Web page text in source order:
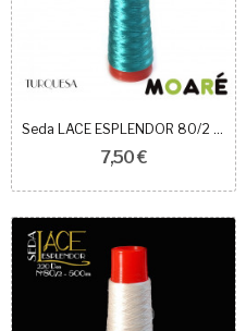
Seda LACE ESPLENDOR 80/2 TURQUESA
7,50 €